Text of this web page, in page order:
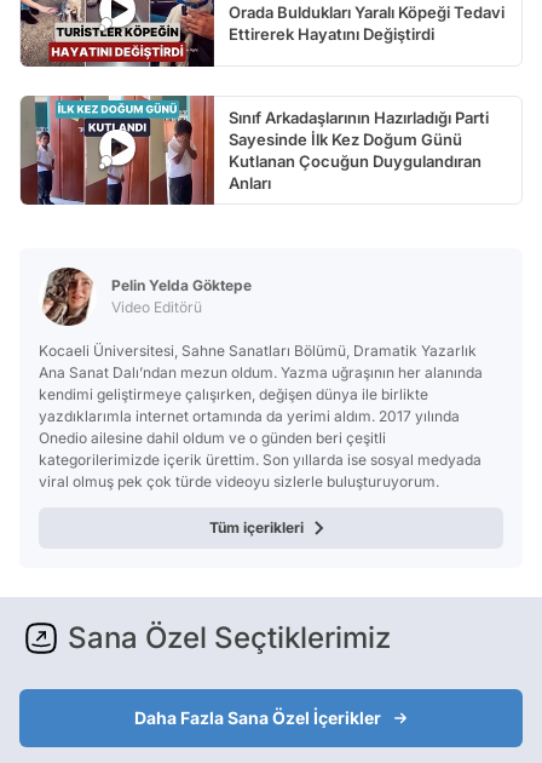
Orada Buldukları Yaralı Köpeği Tedavi
Ettirerek Hayatını Değiştirdi
Sınıf Arkadaşlarının Hazırladığı Parti
Sayesinde İlk Kez Doğum Günü
Kutlanan Çocuğun Duygulandıran
Anları
Pelin Yelda Göktepe
Video Editörü
Kocaeli Üniversitesi, Sahne Sanatları Bölümü, Dramatik Yazarlık
Ana Sanat Dalı’ndan mezun oldum. Yazma uğraşının her alanında
kendimi geliştirmeye çalışırken, değişen dünya ile birlikte
yazdıklarımla internet ortamında da yerimi aldım. 2017 yılında
Onedio ailesine dahil oldum ve o günden beri çeşitli
kategorilerimizde içerik ürettim. Son yıllarda ise sosyal medyada
viral olmuş pek çok türde videoyu sizlerle buluşturuyorum.
Tüm içerikleri
Sana Özel Seçtiklerimiz
Daha Fazla Sana Özel İçerikler